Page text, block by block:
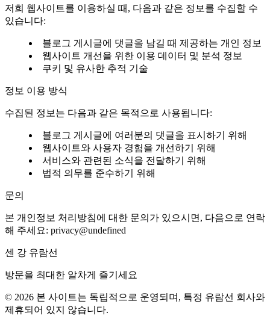
저희 웹사이트를 이용하실 때, 다음과 같은 정보를 수집할 수
있습니다:
블로그 게시글에 댓글을 남길 때 제공하는 개인 정보
웹사이트 개선을 위한 이용 데이터 및 분석 정보
쿠키 및 유사한 추적 기술
정보 이용 방식
수집된 정보는 다음과 같은 목적으로 사용됩니다:
블로그 게시글에 여러분의 댓글을 표시하기 위해
웹사이트와 사용자 경험을 개선하기 위해
서비스와 관련된 소식을 전달하기 위해
법적 의무를 준수하기 위해
문의
본 개인정보 처리방침에 대한 문의가 있으시면, 다음으로 연락
해 주세요: privacy@undefined
센 강 유람선
방문을 최대한 알차게 즐기세요
© 2026 본 사이트는 독립적으로 운영되며, 특정 유람선 회사와
제휴되어 있지 않습니다.